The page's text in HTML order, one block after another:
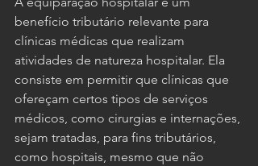
benefício tributário relevante para
clínicas médicas que realizam
atividades de natureza hospitalar. Ela
consiste em permitir que clínicas que
ofereçam certos tipos de serviços
médicos, como cirurgias e internações,
sejam tratadas, para fins tributários,
como hospitais, mesmo que não